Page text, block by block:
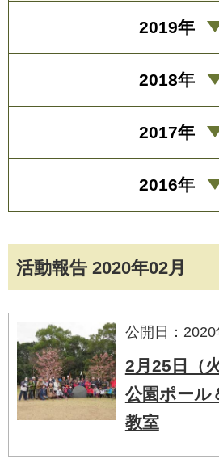
活動報告 2020年02月
公開日：2020
2月25日（
公園ポール
教室
2019年
2018年
2017年
2016年